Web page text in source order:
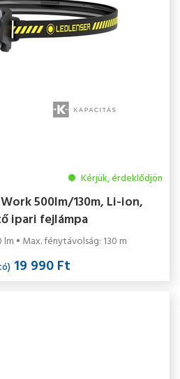
Kérjük, érdeklődjön
Work 500lm/130m, Li-ion,
ipari fejlámpa
• Max. fénytávolság: 130 m
19 990 Ft